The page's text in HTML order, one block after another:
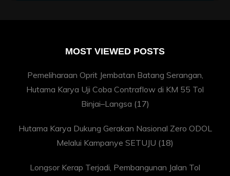
MOST VIEWED POSTS
Pemeliharaan Oprit Jembatan Batang Serangan,
Hutama Karya Uji Coba Contraflow di KM 55 Tol
Binjai–Langsa (17)
Hutama Karya Dukung Gerakan Nasional Zero ODOL
Melalui Kampanye SETUJU (18)
Longsor Kerap Terjadi, Pembangunan Jalan Tol